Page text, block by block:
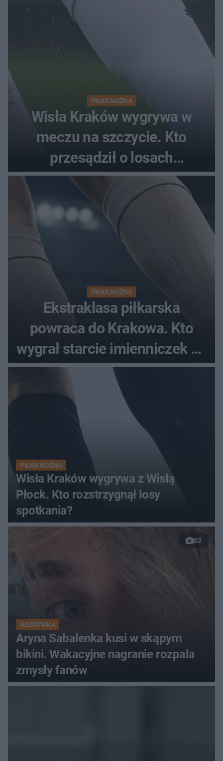
PIŁKA NOŻNA
Wisła Kraków wygrywa w
meczu na szczycie. Kto
przesądził o losach
spotkania?
PIŁKA NOŻNA
Ekstraklasa piłkarska
powraca do Krakowa. Kto
wygrał starcie imienniczek na
pełnym stadionie
PIŁKA NOŻNA
Wisła Kraków wygrywa z Wisłą
Płock. Kto rozstrzygnął losy
spotkania?
62
ROZRYWKA
Aryna Sabalenka kusi w skąpym
bikini. Wakacyjne nagranie rozpala
zmysły fanów